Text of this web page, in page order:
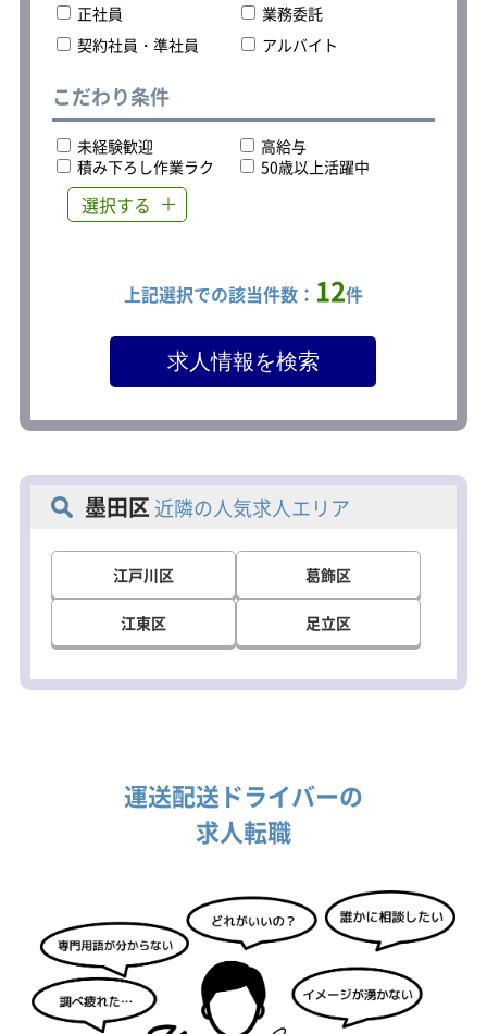
正社員
業務委託
契約社員・準社員
アルバイト
こだわり条件
未経験歓迎
高給与
積み下ろし作業ラク
50歳以上活躍中
選択する
上記選択での該当件数： 12件
墨田区 近隣の人気求人エリア
江戸川区 葛飾区
江東区 足立区
運送配送ドライバーの
求人転職